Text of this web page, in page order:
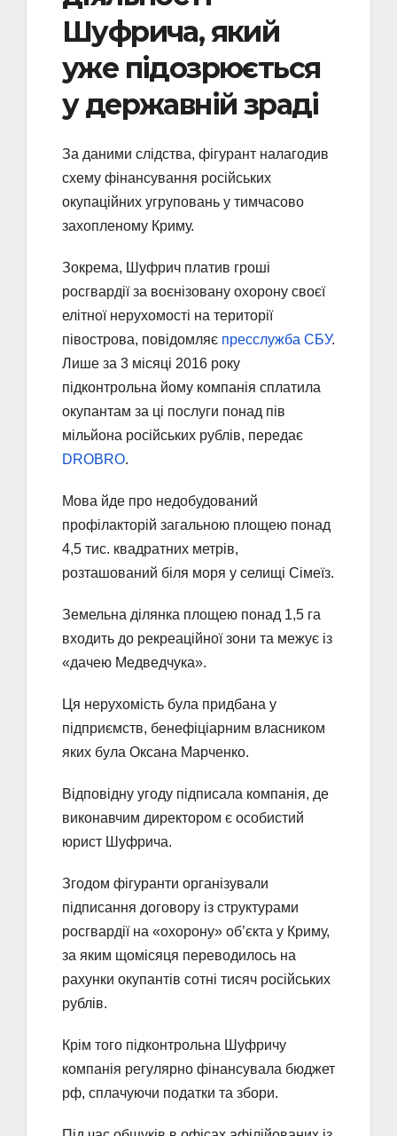
Шуфрича, який
уже підозрюється
у державній зраді
За даними слідства, фігурант налагодив
схему фінансування російських
окупаційних угруповань у тимчасово
захопленому Криму.
Зокрема, Шуфрич платив гроші
росгвардії за воєнізовану охорону своєї
елітної нерухомості на території
півострова, повідомляє пресслужба СБУ.
Лише за 3 місяці 2016 року
підконтрольна йому компанія сплатила
окупантам за ці послуги понад пів
мільйона російських рублів, передає
DROBRO.
Мова йде про недобудований
профілакторій загальною площею понад
4,5 тис. квадратних метрів,
розташований біля моря у селищі Сімеїз.
Земельна ділянка площею понад 1,5 га
входить до рекреаційної зони та межує із
«дачею Медведчука».
Ця нерухомість була придбана у
підприємств, бенефіціарним власником
яких була Оксана Марченко.
Відповідну угоду підписала компанія, де
виконавчим директором є особистий
юрист Шуфрича.
Згодом фігуранти організували
підписання договору із структурами
росгвардії на «охорону» об’єкта у Криму,
за яким щомісяця переводилось на
рахунки окупантів сотні тисяч російських
рублів.
Крім того підконтрольна Шуфричу
компанія регулярно фінансувала бюджет
рф, сплачуючи податки та збори.